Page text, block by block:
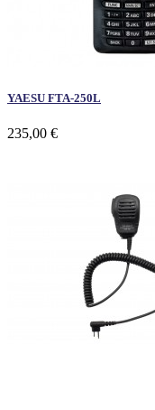
YAESU FTA-250L
235,00 €